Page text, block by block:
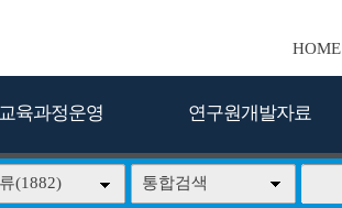
HOME
교육과정운영 연구원개발자료
(1882) 통합검색